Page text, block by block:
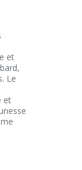
et
Le
et